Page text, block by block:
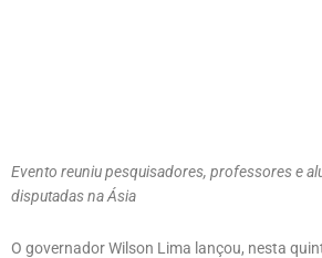
Evento reuniu pesquisadores, professores e
disputadas na Ásia
O governador Wilson Lima lançou, nesta